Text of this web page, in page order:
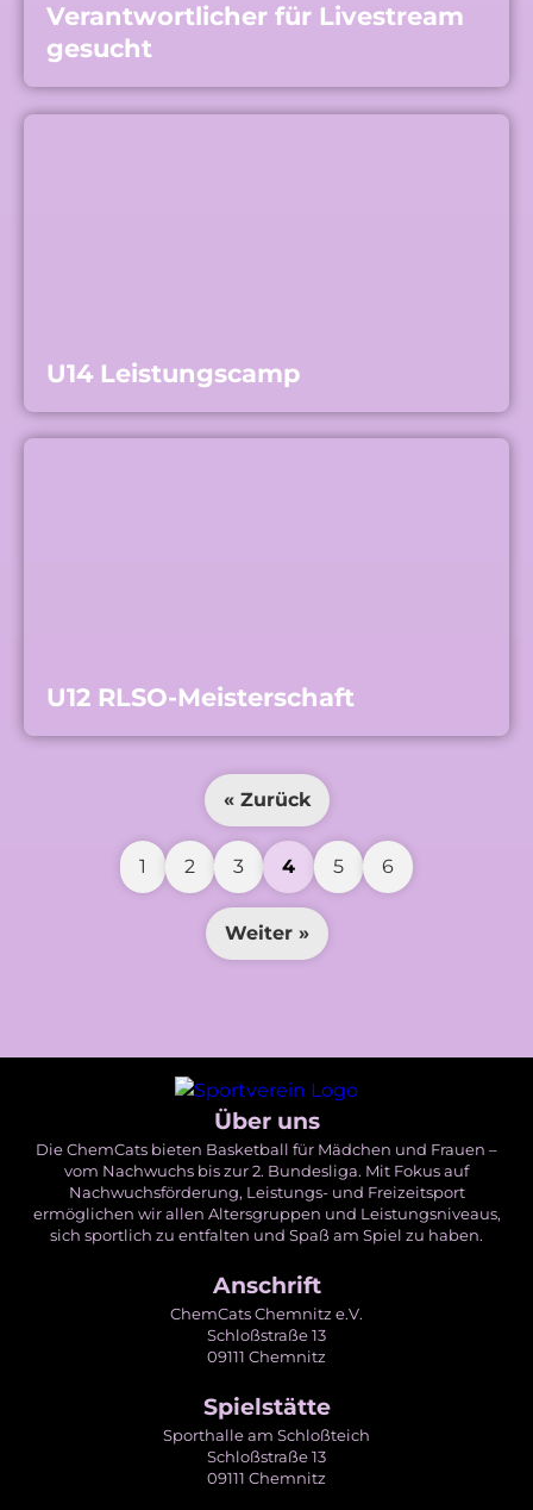
Verantwortlicher für Livestream
gesucht
U14 Leistungscamp
U12 RLSO-Meisterschaft
« Zurück
1 2 3 4 5 6
Weiter »
Über uns
Die ChemCats bieten Basketball für Mädchen und Frauen –
vom Nachwuchs bis zur 2. Bundesliga. Mit Fokus auf
Nachwuchsförderung, Leistungs- und Freizeitsport
ermöglichen wir allen Altersgruppen und Leistungsniveaus,
sich sportlich zu entfalten und Spaß am Spiel zu haben.
Anschrift
ChemCats Chemnitz e.V.
Schloßstraße 13
09111 Chemnitz
Spielstätte
Sporthalle am Schloßteich
Schloßstraße 13
09111 Chemnitz